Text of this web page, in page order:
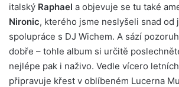
italský Raphael a objevuje se tu také
Nironic, kterého jsme neslyšeli snad od
spolupráce s DJ Wichem. A sází
dobře – tohle album si určitě
nejlépe pak i naživo. Vedle vícero
připravuje křest v oblíbeném Lucerna